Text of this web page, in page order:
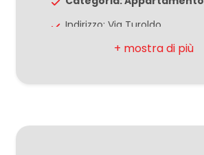
Indirizzo: Via Turoldo
CAP: 44123
Qualsiasi